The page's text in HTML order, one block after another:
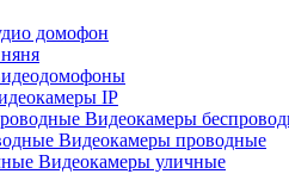
домофон
IP
Видеокамеры
Видеокамеры проводные
Видеокамеры уличные